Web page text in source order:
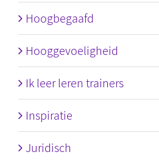
Hoogbegaafd
Hooggevoeligheid
Ik leer leren trainers
Inspiratie
Juridisch